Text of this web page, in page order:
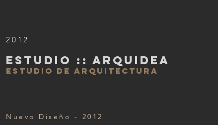
2012
ESTUDIO :: ARQUIDEA
ESTUDIO DE ARQUITECTURA
Nuevo Diseño - 2012